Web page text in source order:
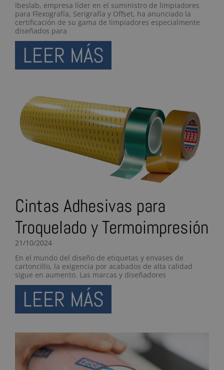
Ibeslab, empresa líder en el suministro de limpiadores
para Flexografía, Serigrafía y Offset, ha anunciado la
certificación de su gama de limpiadores especialmente
diseñados para
LEER MÁS
Cintas Adhesivas para
Troquelado y Termoimpresión
21/10/2024
En el mundo del diseño de etiquetas y envases de
cartoncillo, la exigencia por acabados de alta calidad
sigue en aumento. Las marcas y diseñadores
LEER MÁS